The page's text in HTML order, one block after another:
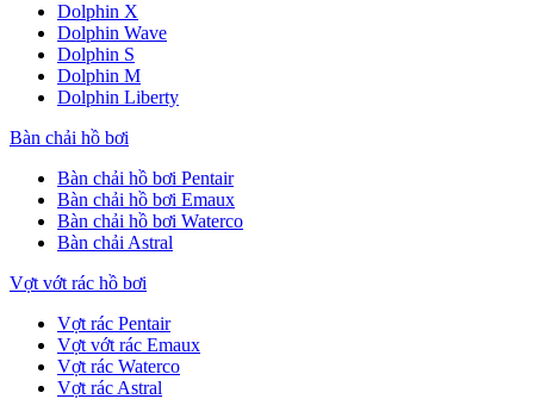
Dolphin X
Dolphin Wave
Dolphin S
Dolphin M
Dolphin Liberty
Bàn chải hồ bơi
Bàn chải hồ bơi Pentair
Bàn chải hồ bơi Emaux
Bàn chải hồ bơi Waterco
Bàn chải Astral
Vợt vớt rác hồ bơi
Vợt rác Pentair
Vợt vớt rác Emaux
Vợt rác Waterco
Vợt rác Astral